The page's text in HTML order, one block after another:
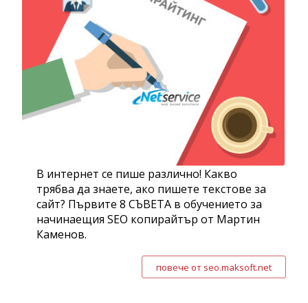
В интернет се пише различно! Какво
трябва да знаете, ако пишете текстове за
сайт? Първите 8 СЪВЕТА в обучението за
начинаещия SEO копирайтър от Мартин
Каменов.
повече от seo.maksoft.net